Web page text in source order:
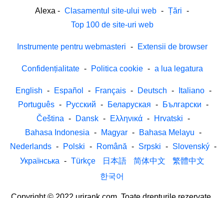
Alexa - Clasamentul site-ului web - Țări -
Top 100 de site-uri web
Instrumente pentru webmasteri - Extensii de browser
Confidențialitate - Politica cookie - a lua legatura
English - Español - Français - Deutsch - Italiano -
Português - Русский - Беларуская - Български -
Čeština - Dansk - Ελληνικά - Hrvatski -
Bahasa Indonesia - Magyar - Bahasa Melayu -
Nederlands - Polski - Română - Srpski - Slovenský -
Українська - Türkçe 日本語 简体中文
繁體中文
한국어